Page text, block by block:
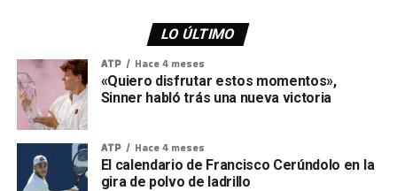
LO ÚLTIMO
ATP Hace 4 meses
«Quiero disfrutar estos momentos»,
Sinner habló trás una nueva victoria
ATP Hace 4 meses
El calendario de Francisco Cerúndolo en la
gira de polvo de ladrillo